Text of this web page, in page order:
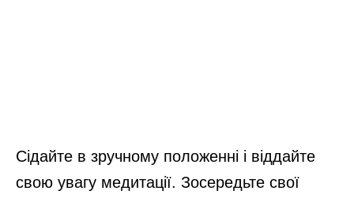
Сідайте в зручному положенні і віддайте
свою увагу медитації. Зосередьте свої